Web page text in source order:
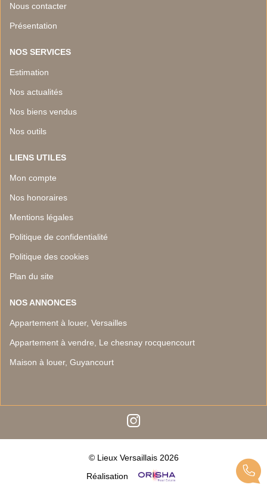
Nous contacter
Présentation
NOS SERVICES
Estimation
Nos actualités
Nos biens vendus
Nos outils
LIENS UTILES
Mon compte
Nos honoraires
Mentions légales
Politique de confidentialité
Politique des cookies
Plan du site
NOS ANNONCES
Appartement à louer, Versailles
Appartement à vendre, Le chesnay rocquencourt
Maison à louer, Guyancourt
© Lieux Versaillais 2026
Réalisation